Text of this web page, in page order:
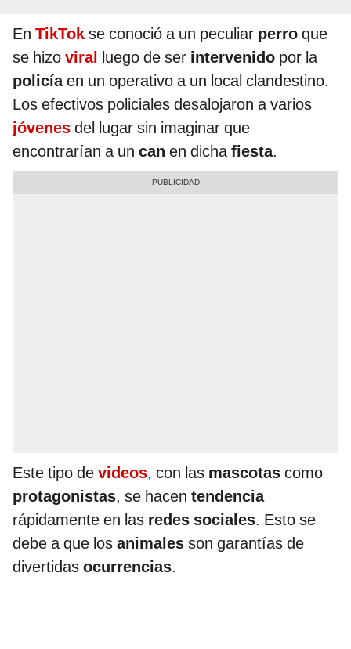
En TikTok se conoció a un peculiar perro que
se hizo viral luego de ser intervenido por la
policíaen un operativo a un local clandestino.
Los efectivos policiales desalojaron a varios
jóvenes del lugar sin imaginar que
encontrarían a un can en dichafiesta.
Este tipo de videos, con las mascotas como
protagonistas, se hacen tendencia
rápidamente en las redes sociales. Esto se
debe a que los animales son garantías de
divertidas ocurrencias.